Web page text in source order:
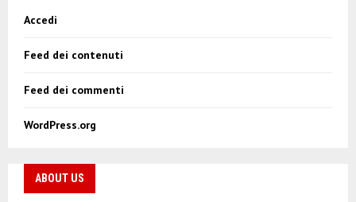
Accedi
Feed dei contenuti
Feed dei commenti
WordPress.org
ABOUT US